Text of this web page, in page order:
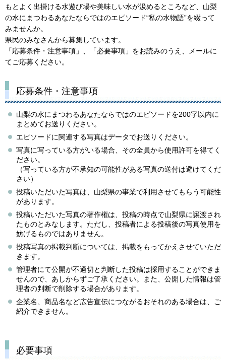
もとよく出掛ける水遊び場や美味しい水が汲めるところなど、山梨
の水にまつわるあなたならではのエピソード“私の水物語”を綴って
みませんか。
県民のみなさんから募集しています。
「応募条件・注意事項」、「必要事項」をお読みのうえ、メールに
てご応募ください。
応募条件・注意事項
山梨の水にまつわるあなたならではのエピソードを200字以内に
まとめてお送りください。
エピソードに関連する写真はデータでお送りください。
写真に写っている方がいる場合、その全員から使用許可を得てく
ださい。
（写っている方が不承知の可能性がある写真の送付は避けてくだ
さい）
投稿いただいた写真は、山梨県の事業で利用させてもらう可能性
があります。
投稿いただいた写真の著作権は、投稿の時点で山梨県に譲渡され
たものとみなします。ただし、投稿者による投稿後の写真使用を
妨げるものではありません。
投稿写真の掲載判断については、掲載をもってかえさせていただ
きます。
管理者にて公開が不適切と判断した投稿は採用することができま
せんので、あしからずご了承ください。また、公開した情報は管
理者の判断で削除する場合があります。
企業名、商品名など広告宣伝につながるおそれのある場合は、ご
紹介できません。
必要事項